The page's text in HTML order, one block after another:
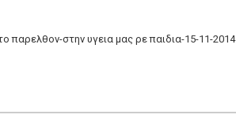
παρελθον-στην υγεια μας ρε παιδια-15-11-2014